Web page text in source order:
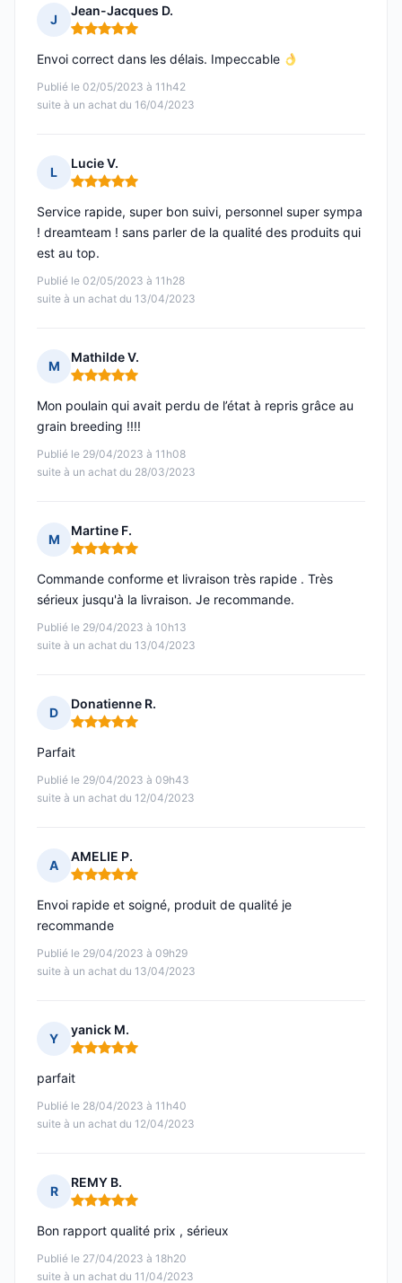
J
Jean-Jacques D.
Note : 5 sur 5
Publié le 02/05/2023 à 11h42
suite à un achat du 16/04/2023
Envoi correct dans les délais. Impeccable
L
Lucie V.
Note : 5 sur 5
Publié le 02/05/2023 à 11h28
suite à un achat du 13/04/2023
Service rapide, super bon suivi, personnel super sympa
! dreamteam ! sans parler de la qualité des produits qui
est au top.
M
Mathilde V.
Note : 5 sur 5
Publié le 29/04/2023 à 11h08
suite à un achat du 28/03/2023
Mon poulain qui avait perdu de l’état à repris grâce au
grain breeding !!!!
M
Martine F.
Note : 5 sur 5
Publié le 29/04/2023 à 10h13
suite à un achat du 13/04/2023
Commande conforme et livraison très rapide . Très
sérieux jusqu'à la livraison. Je recommande.
D
Donatienne R.
Note : 5 sur 5
Publié le 29/04/2023 à 09h43
suite à un achat du 12/04/2023
Parfait
A
AMELIE P.
Note : 5 sur 5
Publié le 29/04/2023 à 09h29
suite à un achat du 13/04/2023
Envoi rapide et soigné, produit de qualité je
recommande
Y
yanick M.
Note : 5 sur 5
Publié le 28/04/2023 à 11h40
suite à un achat du 12/04/2023
parfait
R
REMY B.
Note : 5 sur 5
Publié le 27/04/2023 à 18h20
suite à un achat du 11/04/2023
Bon rapport qualité prix , sérieux